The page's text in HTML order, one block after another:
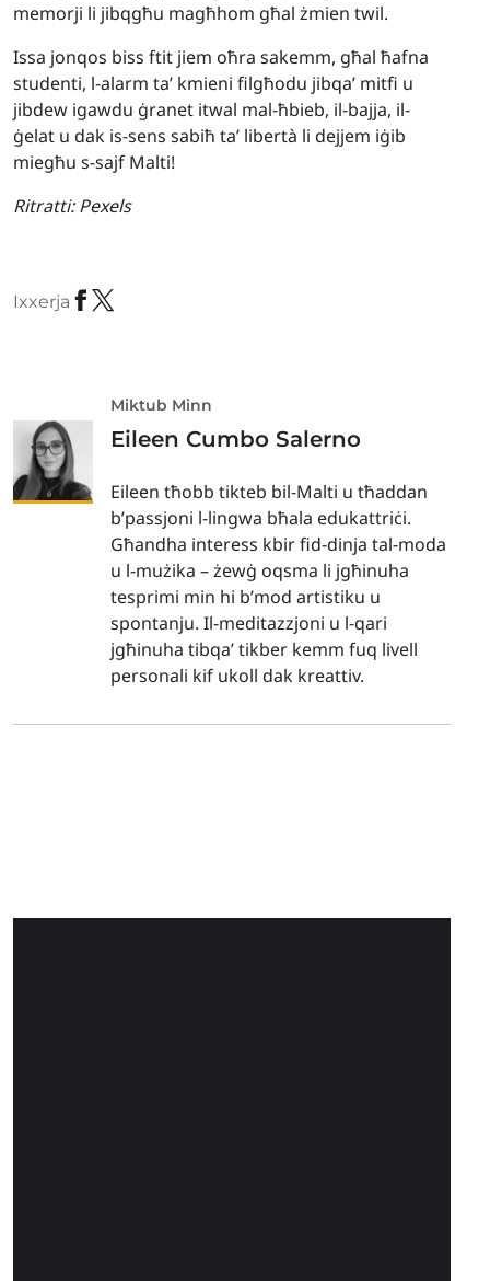
memorji li jibqgħu magħhom għal żmien twil.
Issa jonqos biss ftit jiem oħra sakemm, għal ħafna
studenti, l-alarm ta’ kmieni filgħodu jibqa’ mitfi u
jibdew igawdu ġranet itwal mal-ħbieb, il-bajja, il-
ġelat u dak is-sens sabiħ ta’ libertà li dejjem iġib
miegħu s-sajf Malti!
Ritratti: Pexels
Ixxerja
Miktub Minn
Eileen Cumbo Salerno
Eileen tħobb tikteb bil-Malti u tħaddan
b’passjoni l-lingwa bħala edukattriċi.
Għandha interess kbir fid-dinja tal-moda
u l-mużika – żewġ oqsma li jgħinuha
tesprimi min hi b’mod artistiku u
spontanju. Il-meditazzjoni u l-qari
jgħinuha tibqa’ tikber kemm fuq livell
personali kif ukoll dak kreattiv.